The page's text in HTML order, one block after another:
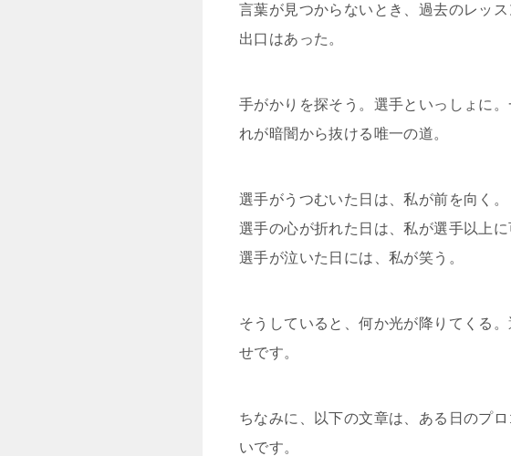
言葉が見つからないとき、過去のレッ
出口はあった。
手がかりを探そう。選手といっしょに
れが暗闇から抜ける唯一の道。
選手がうつむいた日は、私が前を向く。
選手の心が折れた日は、私が選手以上に
選手が泣いた日には、私が笑う。
そうしていると、何か光が降りてくる
せです。
ちなみに、以下の文章は、ある日のプ
いです。